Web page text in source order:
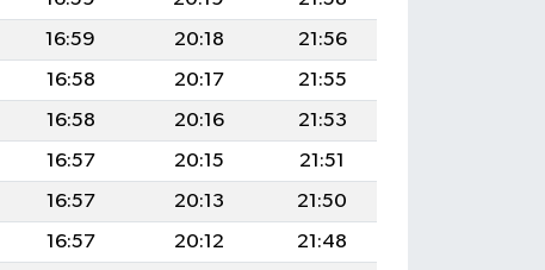
16:59 20:18
21:56
16:58 20:17
21:55
16:58 20:16
21:53
16:57 20:15
21:51
16:57 20:13
21:50
16:57 20:12
21:48